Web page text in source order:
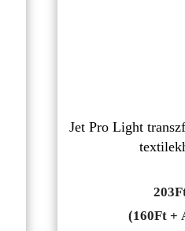
Jet Pro Light
203
(160Ft +